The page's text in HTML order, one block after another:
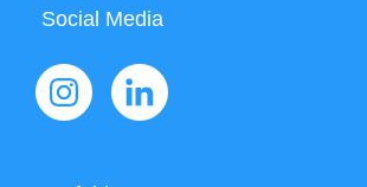
Social Media